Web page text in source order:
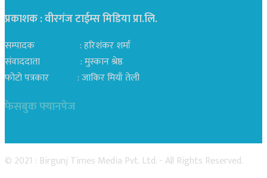
प्रकाशक : वीरगंज टाईम्स मिडिया प्रा‍.लि.
सम्पादक : हरिशंकर शर्मा
संवाददाता : मुस्कान श्रेष्ठ
फोटो पत्रकार : जाकिर मियाँ तेली
फेसबुक फ्यानपेज
© 2021 : Birgunj Times Media Pvt. Ltd. - All Rights Reserved.